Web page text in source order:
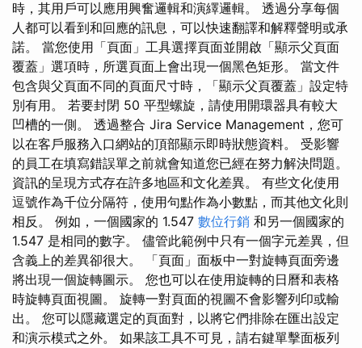
時，其用戶可以應用興奮邏輯和演繹邏輯。 透過分享每個
人都可以看到和回應的訊息，可以快速翻譯和解釋聲明或承
諾。 當您使用「頁面」工具選擇頁面並開啟「顯示父頁面
覆蓋」選項時，所選頁面上會出現一個黑色矩形。 當文件
包含與父頁面不同的頁面尺寸時，「顯示父頁覆蓋」設定特
別有用。 若要封閉 50 平型螺旋，請使用開環器具有較大
凹槽的一側。 透過整合 Jira Service Management，您可
以在客戶服務入口網站的頂部顯示即時狀態資料。 受影響
的員工在填寫錯誤單之前就會知道您已經在努力解決問題。
資訊的呈現方式存在許多地區和文化差異。 有些文化使用
逗號作為千位分隔符，使用句點作為小數點，而其他文化則
相反。 例如，一個國家的 1.547 數位行銷 和另一個國家的
1.547 是相同的數字。 儘管此範例中只有一個字元差異，但
含義上的差異卻很大。 「頁面」面板中一對旋轉頁面旁邊
將出現一個旋轉圖示。 您也可以在使用旋轉的日曆和表格
時旋轉頁面視圖。 旋轉一對頁面的視圖不會影響列印或輸
出。 您可以隱藏選定的頁面對，以將它們排除在匯出設定
和演示模式之外。 如果該工具不可見，請右鍵單擊面板列